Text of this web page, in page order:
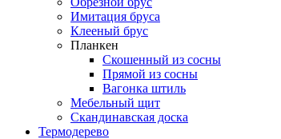
Имитация бруса
Клееный брус
Планкен
Скошенный из сосны
Прямой из сосны
Вагонка штиль
Мебельный щит
Скандинавская доска
Термодерево